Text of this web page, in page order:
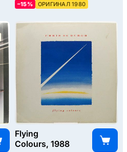
–15% ОРИГИНАЛ 1980
Flying
Colours, 1988